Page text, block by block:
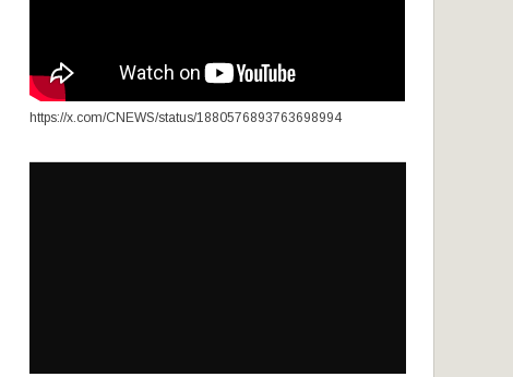
https://x.com/CNEWS/status/1880576893763698994